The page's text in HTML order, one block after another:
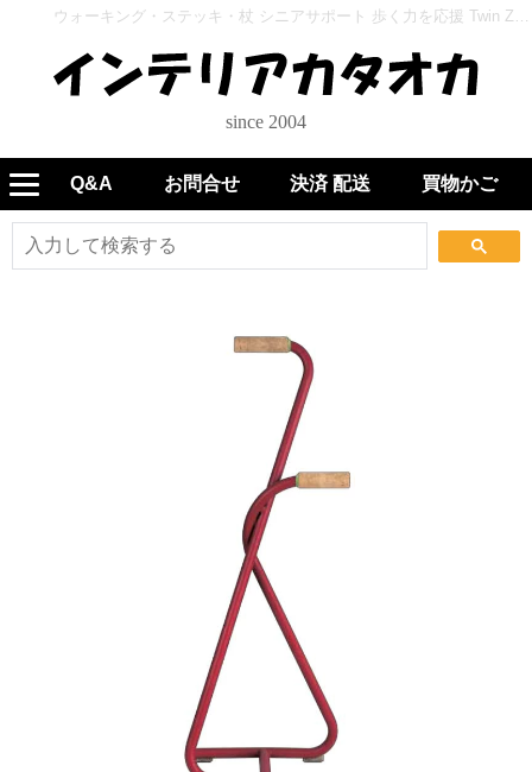
ウォーキング・ステッキ・杖 シニアサポート 歩く力を応援 Twin Z Stick II WB5239 ディープレッド - インテリアカタオカ
since 2004
Q&A お問合せ 決済 配送 買物かご